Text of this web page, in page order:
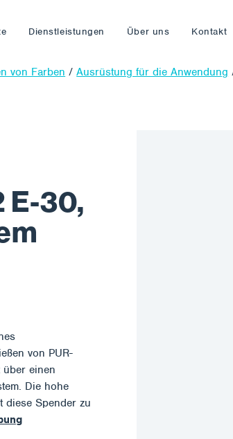
Dienstleistungen Über uns Kontakt
von Farben /Ausrüstung für die Anwendung
E-30,
von PUR-
über einen
Die hohe
diese Spender zu